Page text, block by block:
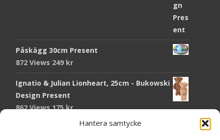
Hantera samtycke
Påskägg 30cm Present
872 Views 249 kr
Ignatio & Julian Lionheart, 25cm - Bukowski
Design Present
862 Views175kr
Chokladmynt Påskmotiv Present